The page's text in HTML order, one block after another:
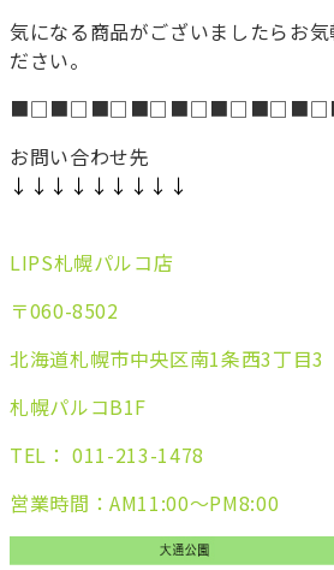
気になる商品がございましたらお
ださい。
お問い合わせ先
↓↓↓↓↓↓↓↓↓
LIPS札幌パルコ店
〒060-8502
北海道札幌市中央区南1条西3丁目3
札幌パルコB1F
TEL： 011-213-1478
営業時間：AM11:00～PM8:00